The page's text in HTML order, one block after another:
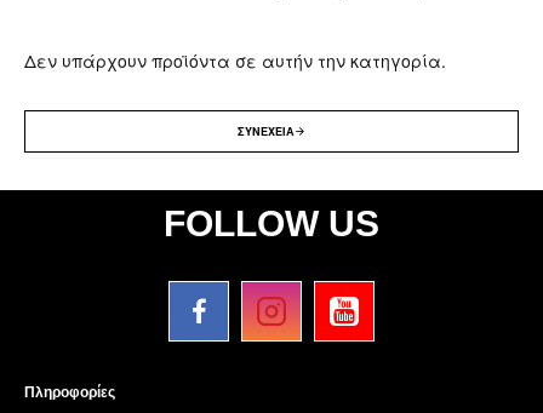
Δεν υπάρχουν προϊόντα σε αυτήν την κατηγορία.
ΣΥΝΈΧΕΙΑ
FOLLOW US
Πληροφορίες